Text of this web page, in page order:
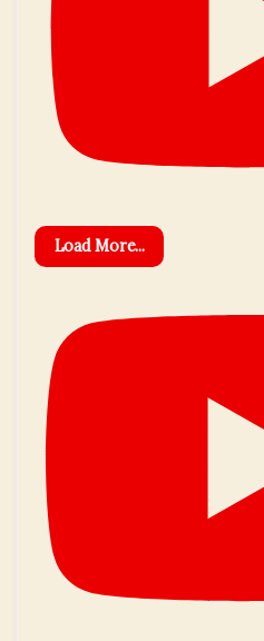
Load More...